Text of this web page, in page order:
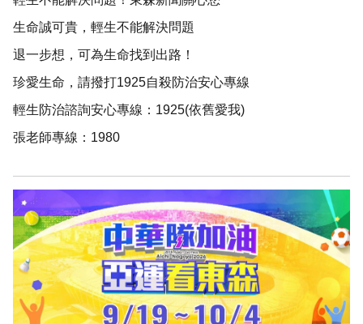
生命誠可貴，輕生不能解決問題
退一步想，可為生命找到出路！
珍愛生命，請撥打1925自殺防治安心專線
輕生防治諮詢安心專線：1925(依舊愛我)
張老師專線：1980